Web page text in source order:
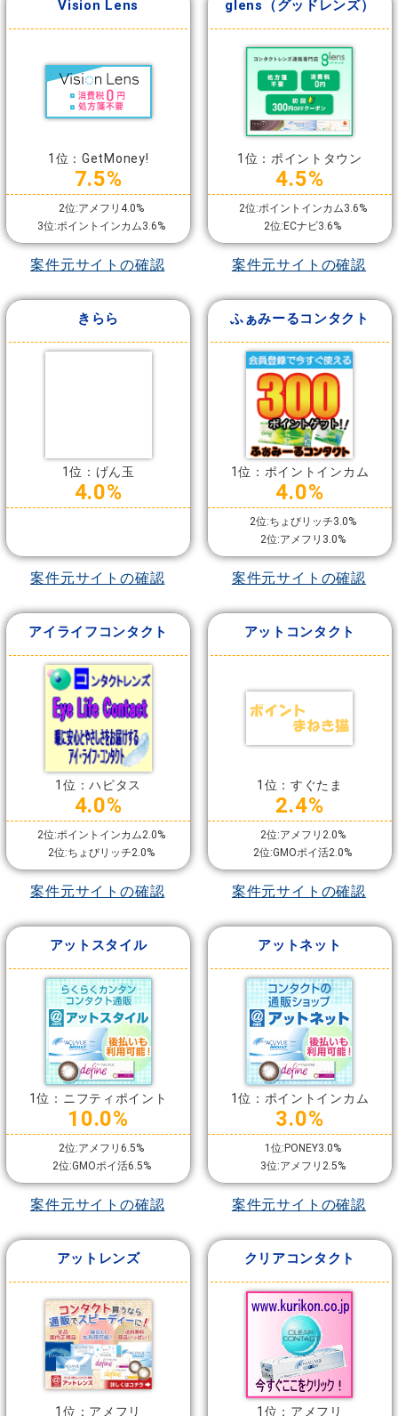
Vision Lens
1位：GetMoney!
7.5%
2位:アメフリ4.0%
3位:ポイントインカム3.6%
案件元サイトの確認
glens（グッドレンズ）
1位：ポイントタウン
4.5%
2位:ポイントインカム3.6%
2位:ECナビ3.6%
案件元サイトの確認
きらら
1位：げん玉
4.0%
案件元サイトの確認
ふぁみーるコンタクト
1位：ポイントインカム
4.0%
2位:ちょびリッチ3.0%
2位:アメフリ3.0%
案件元サイトの確認
アイライフコンタクト
1位：ハピタス
4.0%
2位:ポイントインカム2.0%
2位:ちょびリッチ2.0%
案件元サイトの確認
アットコンタクト
1位：すぐたま
2.4%
2位:アメフリ2.0%
2位:GMOポイ活2.0%
案件元サイトの確認
アットスタイル
1位：ニフティポイント
10.0%
2位:アメフリ6.5%
2位:GMOポイ活6.5%
案件元サイトの確認
アットネット
1位：ポイントインカム
3.0%
1位:PONEY3.0%
3位:アメフリ2.5%
案件元サイトの確認
アットレンズ
1位：アメフリ
クリアコンタクト
1位：アメフリ